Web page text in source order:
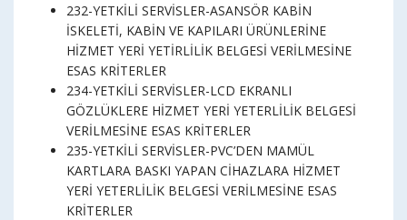
232-YETKİLİ SERVİSLER-ASANSÖR KABİN
İSKELETİ, KABİN VE KAPILARI ÜRÜNLERİNE
HİZMET YERİ YETİRLİLİK BELGESİ VERİLMESİNE
ESAS KRİTERLER
234-YETKİLİ SERVİSLER-LCD EKRANLI
GÖZLÜKLERE HİZMET YERİ YETERLİLİK BELGESİ
VERİLMESİNE ESAS KRİTERLER
235-YETKİLİ SERVİSLER-PVC’DEN MAMÜL
KARTLARA BASKI YAPAN CİHAZLARA HİZMET
YERİ YETERLİLİK BELGESİ VERİLMESİNE ESAS
KRİTERLER